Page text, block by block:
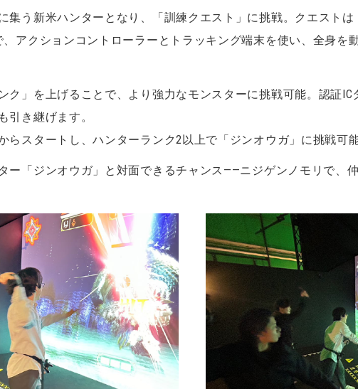
集う新米ハンターとなり、「訓練クエスト」に挑戦。クエスト
アクションコントローラーとトラッキング端末を使い、全身を
ク」を上げることで、より強力なモンスターに挑戦可能。認証IC
引き継げます。
らスタートし、ハンターランク2以上で「ジンオウガ」に挑戦可能
ー「ジンオウガ」と対面できるチャンス——ニジゲンノモリで、仲